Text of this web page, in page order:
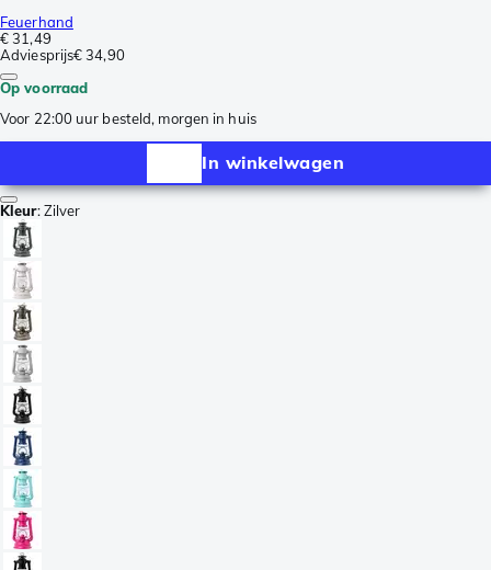
Feuerhand
€ 31,49
Adviesprijs€ 34,90
Op voorraad
Voor 22:00 uur besteld, morgen in huis
In winkelwagen
Kleur:Zilver